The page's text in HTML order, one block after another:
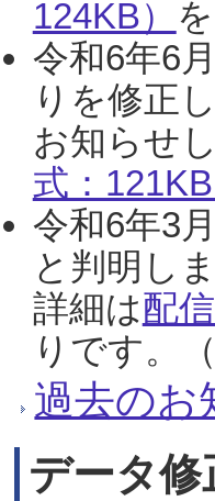
124KB）
令和6年6
りを修正
お知らせ
式：121KB
令和6年3
と判明し
詳細は配
りです。
過去のお
データ